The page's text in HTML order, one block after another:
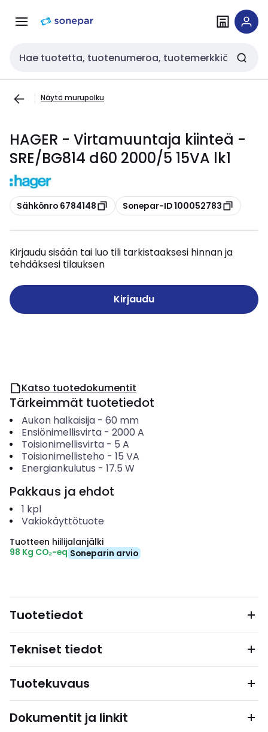
navigointiinsisältöön
Haku
Näytä murupolku
HAGER - Virtamuuntaja kiinteä -
SRE/BG814 d60 2000/5 15VA lk1
Kopioi
Sähkönro 6784148 Kopioi
Sonepar-ID 100052783
Kirjaudu sisään tai luo tili tarkistaaksesi hinnan ja
tehdäksesi tilauksen
Kirjaudu
Katso tuotedokumentit
Tärkeimmät tuotetiedot
Aukon halkaisija- 60 mm
Ensiönimellisvirta- 2000 A
Toisionimellisvirta- 5 A
Toisionimellisteho - 15 VA
Energiankulutus - 17.5 W
Pakkaus ja ehdot
1 kpl
Vakiokäyttötuote
Tuotteen hiilijalanjälki
98 Kg CO₂-eq Soneparin arvio
Tuotetiedot
Tekniset tiedot
Tuotekuvaus
Dokumentit ja linkit